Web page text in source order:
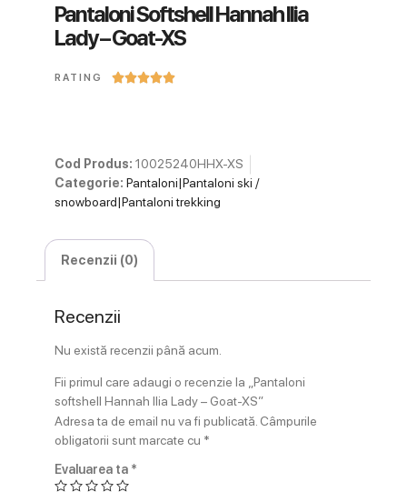
Pantaloni Softshell Hannah Ilia
Lady – Goat-XS
RATING 
Cod Produs: 10025240HHX-XS
Categorie: Pantaloni|Pantaloni ski /
snowboard|Pantaloni trekking
Recenzii (0)
Recenzii
Nu există recenzii până acum.
Fii primul care adaugi o recenzie la „Pantaloni
softshell Hannah Ilia Lady – Goat-XS”
Adresa ta de email nu va fi publicată. Câmpurile
obligatorii sunt marcate cu *
Evaluarea ta *